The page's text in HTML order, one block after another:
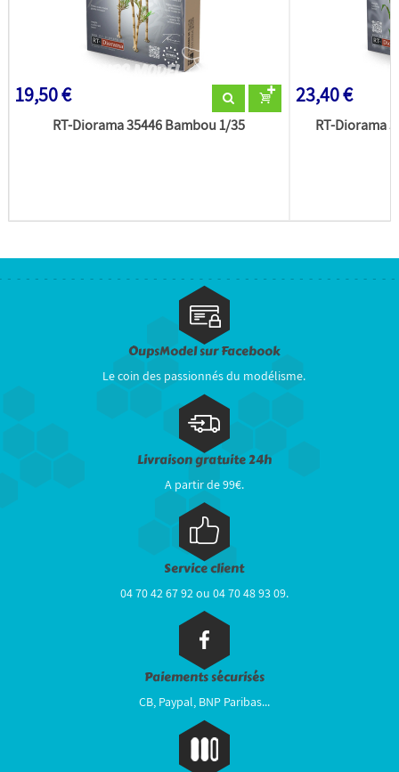
19,50 €
RT-Diorama 35446 Bambou 1/35
23,40 €
RT-Diorama
OupsModel sur Facebook
Le coin des passionnés du modélisme.
Livraison gratuite 24h
A partir de 99€.
Service client
04 70 42 67 92 ou 04 70 48 93 09.
Paiements sécurisés
CB, Paypal, BNP Paribas...